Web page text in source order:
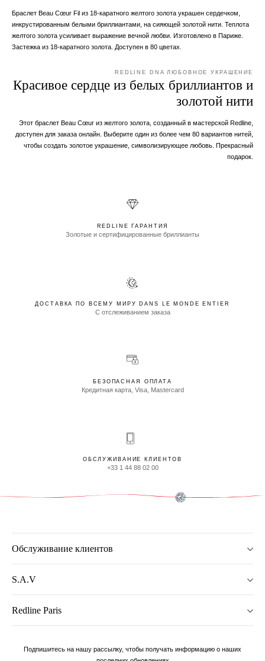
Браслет Beau Cœur Fil из 18-каратного желтого золота украшен сердечком,
инкрустированным белыми бриллиантами, на сияющей золотой нити. Теплота
желтого золота усиливает выражение вечной любви. Изготовлено в Париже.
Застежка из 18-каратного золота. Доступен в 80 цветах.
REDLINE DNA ЛЮБОВНОЕ УКРАШЕНИЕ
Красивое сердце из белых бриллиантов и
золотой нити
Этот браслет Beau Cœur из желтого золота, созданный в мастерской Redline,
доступен для заказа онлайн. Выберите один из более чем 80 вариантов нитей,
чтобы создать золотое украшение, символизирующее любовь. Прекрасный
подарок.
REDLINE ГАРАНТИЯ
Золотые и сертифицированные бриллианты
ДОСТАВКА ПО ВСЕМУ МИРУ DANS LE MONDE ENTIER
С отслеживанием заказа
БЕЗОПАСНАЯ ОПЛАТА
Кредитная карта, Visa, Mastercard
ОБСЛУЖИВАНИЕ КЛИЕНТОВ
+33 1 44 88 02 00
Обслуживание клиентов
S.A.V
Redline Paris
Подпишитесь на нашу рассылку, чтобы получать информацию о наших